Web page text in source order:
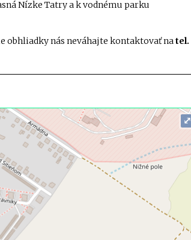
Nízke Tatry a k vodnému parku
obhliadky nás neváhajte kontaktovať natel.
⤢